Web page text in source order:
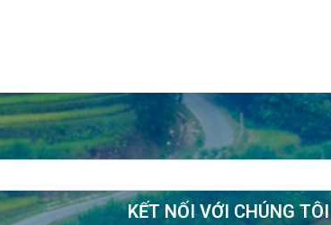
KẾT NỐI VỚI CHÚNG TÔI